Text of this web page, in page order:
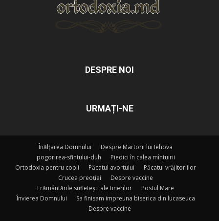
DESPRE NOI
URMAȚI-NE
Înălțarea Domnului
Despre Martorii lui Iehova
pogorirea-sfintului-duh
Piedici în calea mîntuirii
Ortodoxia pentru copii
Păcatul avortului
Păcatul vrăjitoriilor
Crucea preoției
Despre vaccine
Frământările sufletești ale tinerilor
Postul Mare
Învierea Domnului
Sa finisam impreuna biserica din lucaseuca
Despre vaccine